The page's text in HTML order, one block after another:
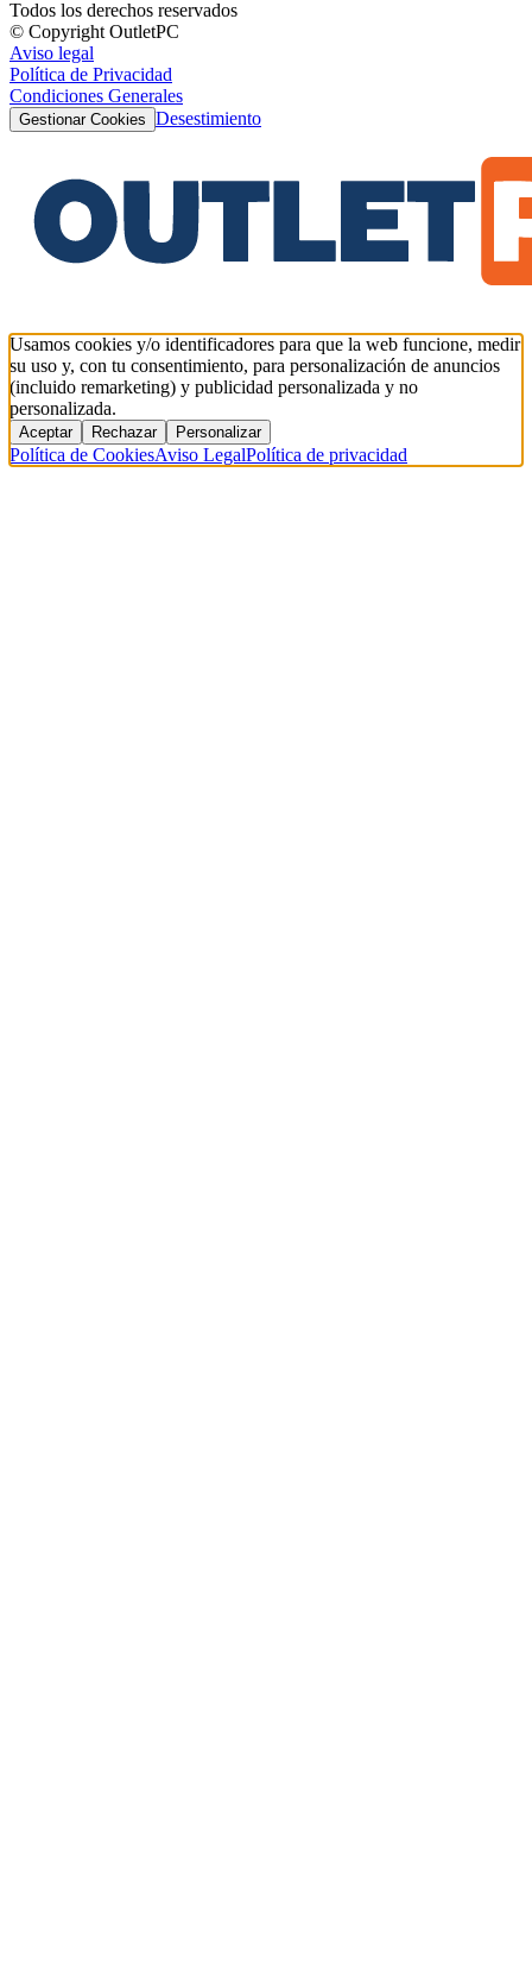
Todos los derechos reservados
© Copyright OutletPC
Aviso legal
Política de Privacidad
Condiciones Generales
Gestionar Cookies Desestimiento
Usamos cookies y/o identificadores para que la web funcione, medir
su uso y, con tu consentimiento, para personalización de anuncios
(incluido remarketing) y publicidad personalizada y no
personalizada.
Aceptar Rechazar Personalizar
Política de CookiesAviso LegalPolítica de privacidad